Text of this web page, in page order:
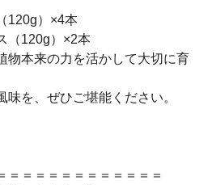
120g）×4本
（120g）×2本
物本来の力を活かして大切に育
を、ぜひご堪能ください。
＝＝＝＝＝＝＝＝＝＝＝＝